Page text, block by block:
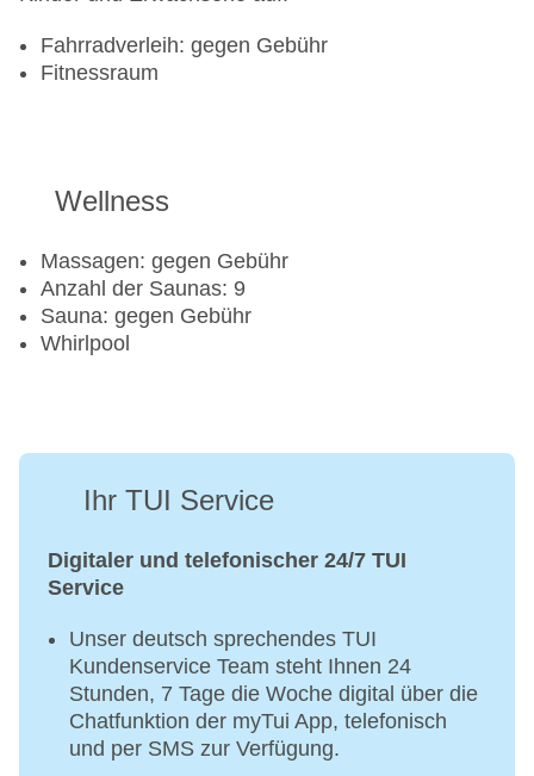
Fahrradverleih: gegen Gebühr
Fitnessraum
Wellness
Massagen: gegen Gebühr
Anzahl der Saunas: 9
Sauna: gegen Gebühr
Whirlpool
Ihr TUI Service
Digitaler und telefonischer 24/7 TUI
Service
Unser deutsch sprechendes TUI
Kundenservice Team steht Ihnen 24
Stunden, 7 Tage die Woche digital über die
Chatfunktion der myTui App, telefonisch
und per SMS zur Verfügung.